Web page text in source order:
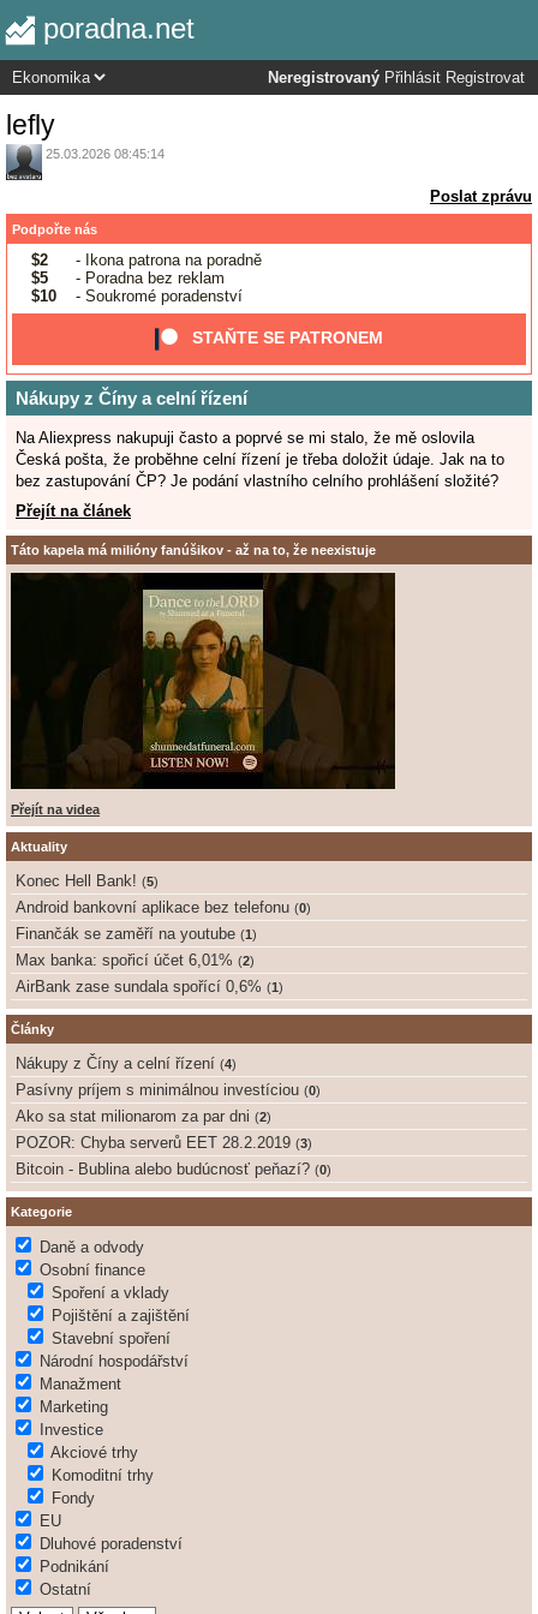
poradna.net
Neregistrovaný Přihlásit Registrovat
lefly
25.03.2026 08:45:14
Poslat zprávu
Podpořte nás
$2
- Ikona patrona na poradně
$5
- Poradna bez reklam
$10
- Soukromé poradenství
STAŇTE SE PATRONEM
Nákupy z Číny a celní řízení
Na Aliexpress nakupuji často a poprvé se mi stalo, že mě oslovila
Česká pošta, že proběhne celní řízení je třeba doložit údaje. Jak na to
bez zastupování ČP? Je podání vlastního celního prohlášení složité?
Přejít na článek
Táto kapela má milióny fanúšikov - až na to, že neexistuje
Přejít na videa
Aktuality
Konec Hell Bank! (5)
Android bankovní aplikace bez telefonu (0)
Finančák se zaměří na youtube (1)
Max banka: spořicí účet 6,01% (2)
AirBank zase sundala spořící 0,6% (1)
Články
Nákupy z Číny a celní řízení (4)
Pasívny príjem s minimálnou investíciou (0)
Ako sa stat milionarom za par dni (2)
POZOR: Chyba serverů EET 28.2.2019 (3)
Bitcoin - Bublina alebo budúcnosť peňazí? (0)
Kategorie
Daně a odvody
Osobní finance
Spoření a vklady
Pojištění a zajištění
Stavební spoření
Národní hospodářství
Manažment
Marketing
Investice
Akciové trhy
Komoditní trhy
Fondy
EU
Dluhové poradenství
Podnikání
Ostatní